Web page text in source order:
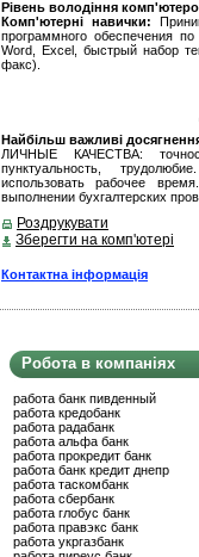
Рівень володіння
Комп'ютерні навички:
программного обеспечения
Word, Excel, быстрый набор
факс).
Найбільш важливі
ЛИЧНЫЕ КАЧЕСТВА:
пунктуальность,
использовать рабочее
выполнении бухгалтерских
Роздрукувати
Зберегти на комп'ютері
Контактна інформація
Робота в компаніях
работа банк пивденный
работа кредобанк
работа радабанк
работа альфа банк
работа прокредит банк
работа банк кредит днепр
работа таскомбанк
работа сбербанк
работа глобус банк
работа правэкс банк
работа укргазбанк